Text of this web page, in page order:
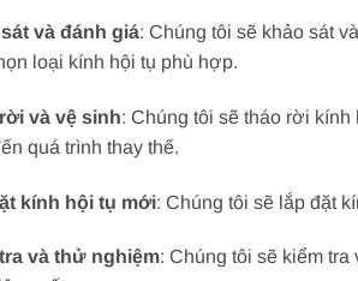
và đánh giá: Chúng tôi sẽ khảo sát
loại kính hội tụ phù hợp.
và vệ sinh: Chúng tôi sẽ tháo rời
quá trình thay thế.
kính hội tụ mới: Chúng tôi sẽ lắp đặt
và thử nghiệm: Chúng tôi sẽ kiểm